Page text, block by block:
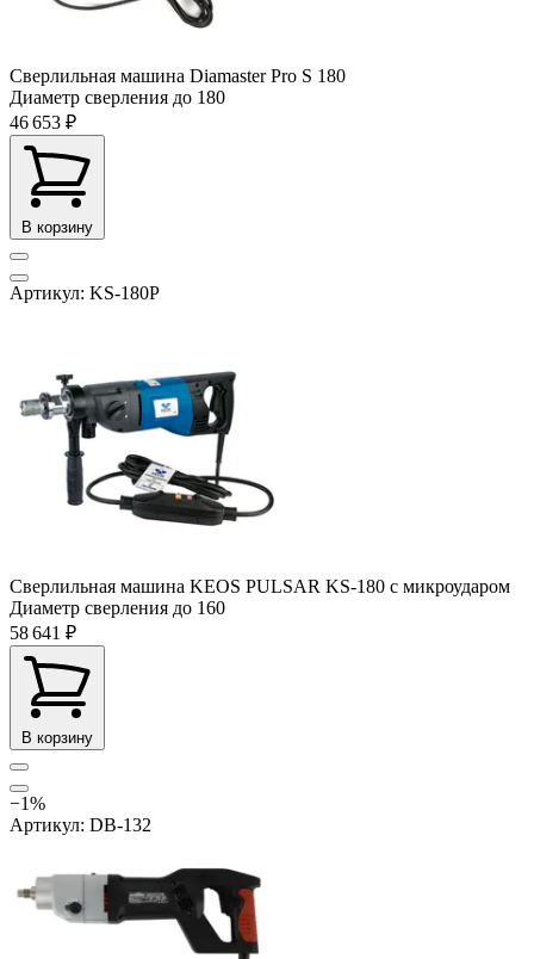
Сверлильная машина Diamaster Pro S 180
Диаметр сверления до 180
46 653 ₽
В корзину
Артикул: KS-180P
Сверлильная машина KEOS PULSAR KS-180 с микроударом
Диаметр сверления до 160
58 641 ₽
В корзину
−1%
Артикул: DB-132